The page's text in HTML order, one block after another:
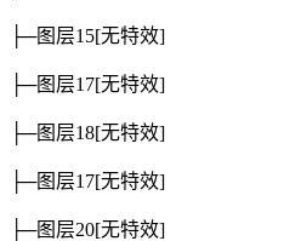
├─图层15[无特效]
├─图层17[无特效]
├─图层18[无特效]
├─图层17[无特效]
├─图层20[无特效]